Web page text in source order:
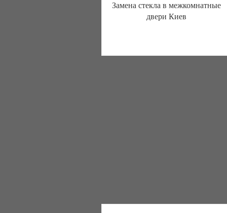
Замена стекла в межкомнатные
двери Киев
3 отзыв(а), 0% положительных